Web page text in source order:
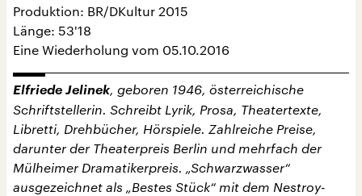
Produktion: BR/DKultur 2015
Länge: 53'18
Eine Wiederholung vom 05.10.2016
Elfriede Jelinek, geboren 1946, österreichische
Schriftstellerin. Schreibt Lyrik, Prosa, Theatertexte,
Libretti, Drehbücher, Hörspiele. Zahlreiche Preise,
darunter der Theaterpreis Berlin und mehrfach der
Mülheimer Dramatikerpreis. „Schwarzwasser“
ausgezeichnet als „Bestes Stück“ mit dem Nestroy-